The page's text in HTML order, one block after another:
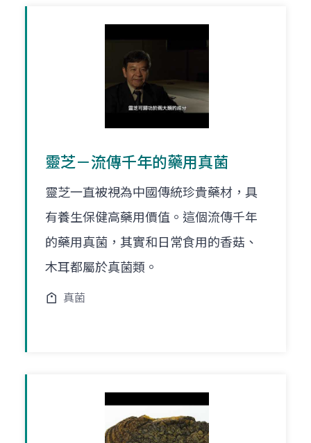
靈芝－流傳千年的藥用真菌
靈芝一直被視為中國傳統珍貴藥材，具
有養生保健高藥用價值。這個流傳千年
的藥用真菌，其實和日常食用的香菇、
木耳都屬於真菌類。
真菌